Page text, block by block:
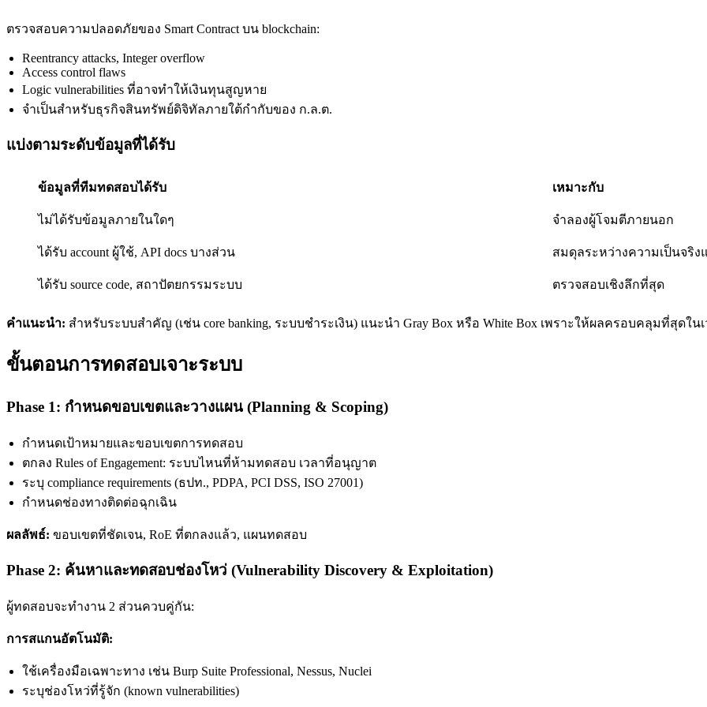
ตรวจสอบความปลอดภัยของ Smart Contract บน blockchain:
Reentrancy attacks, Integer overflow
Access control flaws
Logic vulnerabilities ที่อาจทำให้เงินทุนสูญหาย
จำเป็นสำหรับธุรกิจสินทรัพย์ดิจิทัลภายใต้กำกับของ ก.ล.ต.
แบ่งตามระดับข้อมูลที่ได้รับ
ข้อมูลที่ทีมทดสอบได้รับ เหมาะกับ
ไม่ได้รับข้อมูลภายในใดๆ จำลองผู้โจมตีภายนอก
ได้รับ account ผู้ใช้, API docs บางส่วน สมดุลระหว่างความเป็นจริ
ได้รับ source code, สถาปัตยกรรมระบบ ตรวจสอบเชิงลึกที่สุด
คำแนะนำ: สำหรับระบบสำคัญ (เช่น core banking, ระบบชำระเงิน) แนะนำ Gray Box หรือ White Box เพราะให้ผลครอบคลุมที่สุดใน
ขั้นตอนการทดสอบเจาะระบบ
Phase 1: กำหนดขอบเขตและวางแผน (Planning & Scoping)
กำหนดเป้าหมายและขอบเขตการทดสอบ
ตกลง Rules of Engagement: ระบบไหนที่ห้ามทดสอบ เวลาที่อนุญาต
ระบุ compliance requirements (ธปท., PDPA, PCI DSS, ISO 27001)
กำหนดช่องทางติดต่อฉุกเฉิน
ผลลัพธ์: ขอบเขตที่ชัดเจน, RoE ที่ตกลงแล้ว, แผนทดสอบ
Phase 2: ค้นหาและทดสอบช่องโหว่ (Vulnerability Discovery & Exploitation)
ผู้ทดสอบจะทำงาน 2 ส่วนควบคู่กัน:
การสแกนอัตโนมัติ:
ใช้เครื่องมือเฉพาะทาง เช่น Burp Suite Professional, Nessus, Nuclei
ระบุช่องโหว่ที่รู้จัก (known vulnerabilities)